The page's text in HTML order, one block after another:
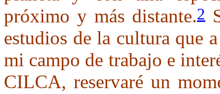
próximo y más distante.2
estudios de la cultura que
mi campo de trabajo e
CILCA, reservaré un